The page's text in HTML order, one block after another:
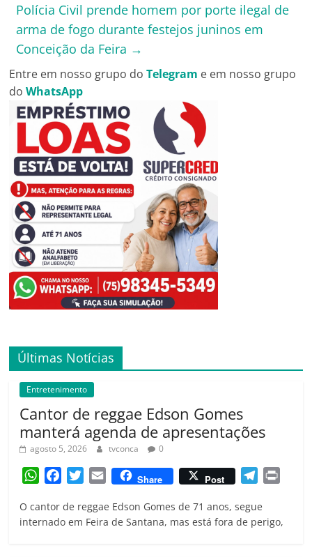
Polícia Civil prende homem por porte ilegal de
arma de fogo durante festejos juninos em
Conceição da Feira →
Entre em nosso grupo doTelegram e em nosso grupo
doWhatsApp
Últimas Notícias
Entretenimento
Cantor de reggae Edson Gomes
manterá agenda de apresentações
agosto 5, 2026 tvconca 0
W
a
t
c
e
i
t
E
a
i
Share Post
l
e
n
O cantor de reggae Edson Gomes de 71 anos, segue
internado em Feira de Santana, mas está fora de perigo,